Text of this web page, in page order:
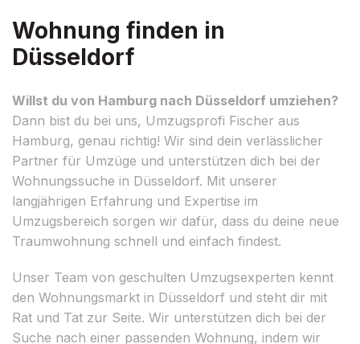
Wohnung finden in
Düsseldorf
Willst du von Hamburg nach Düsseldorf umziehen?
Dann bist du bei uns, Umzugsprofi Fischer aus
Hamburg, genau richtig! Wir sind dein verlässlicher
Partner für Umzüge und unterstützen dich bei der
Wohnungssuche in Düsseldorf. Mit unserer
langjährigen Erfahrung und Expertise im
Umzugsbereich sorgen wir dafür, dass du deine neue
Traumwohnung schnell und einfach findest.
Unser Team von geschulten Umzugsexperten kennt
den Wohnungsmarkt in Düsseldorf und steht dir mit
Rat und Tat zur Seite. Wir unterstützen dich bei der
Suche nach einer passenden Wohnung, indem wir